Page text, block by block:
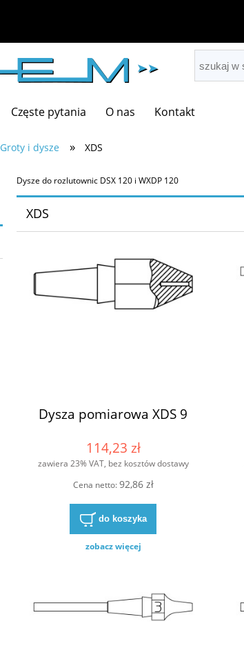
Częste pytania O nas Kontakt
Groty i dysze » XDS
Dysze do rozlutownic DSX 120 i WXDP 120
XDS
Dysza pomiarowa XDS 9
114,23 zł
zawiera 23% VAT, bez kosztów dostawy
Cena netto:92,86 zł
do koszyka
zobacz więcej